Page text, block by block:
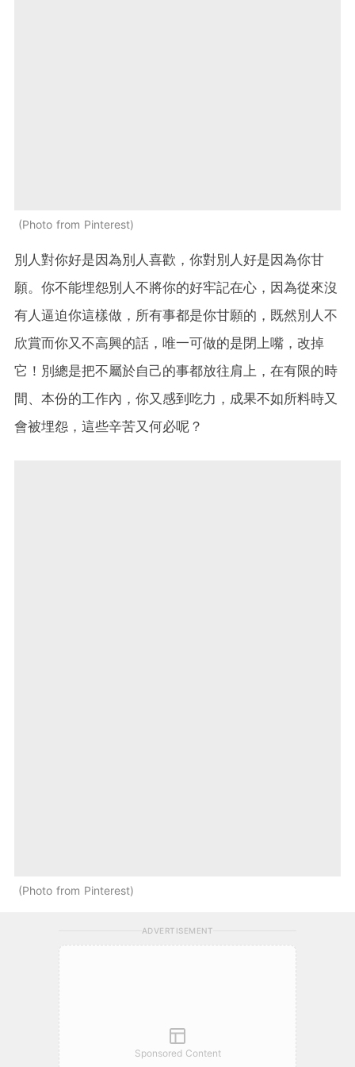
Photo from Pinterest
別人對你好是因為別人喜歡，你對別人好是因為你甘
願。你不能埋怨別人不將你的好牢記在心，因為從來沒
有人逼迫你這樣做，所有事都是你甘願的，既然別人不
欣賞而你又不高興的話，唯一可做的是閉上嘴，改掉
它！別總是把不屬於自己的事都放往肩上，在有限的時
間、本份的工作內，你又感到吃力，成果不如所料時又
會被埋怨，這些辛苦又何必呢？
Photo from Pinterest
ADVERTISEMENT
Sponsored Content